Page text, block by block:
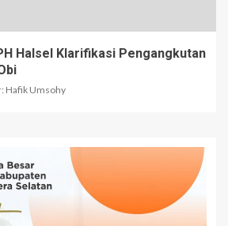
Halsel Klarifikasi Pengangkutan
Hafik Umsohy